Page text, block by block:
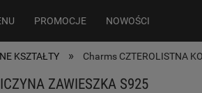
PROMOCJE NOWOŚCI
KSZTAŁTY » Charms CZTEROLISTNA
ZAWIESZKA S925